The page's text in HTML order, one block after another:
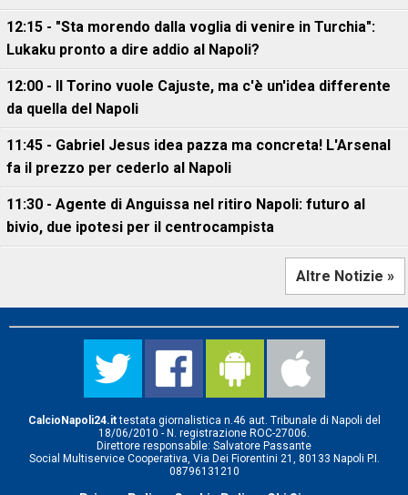
12:15 - "Sta morendo dalla voglia di venire in Turchia":
Lukaku pronto a dire addio al Napoli?
12:00 - Il Torino vuole Cajuste, ma c'è un'idea differente
da quella del Napoli
11:45 - Gabriel Jesus idea pazza ma concreta! L'Arsenal
fa il prezzo per cederlo al Napoli
11:30 - Agente di Anguissa nel ritiro Napoli: futuro al
bivio, due ipotesi per il centrocampista
Altre Notizie »
CalcioNapoli24.ittestata giornalistica n.46 aut. Tribunale di Napoli del
18/06/2010 - N. registrazione ROC-27006.
Direttore responsabile: Salvatore Passante
Social Multiservice Cooperativa, Via Dei Fiorentini 21, 80133 Napoli P.I.
08796131210